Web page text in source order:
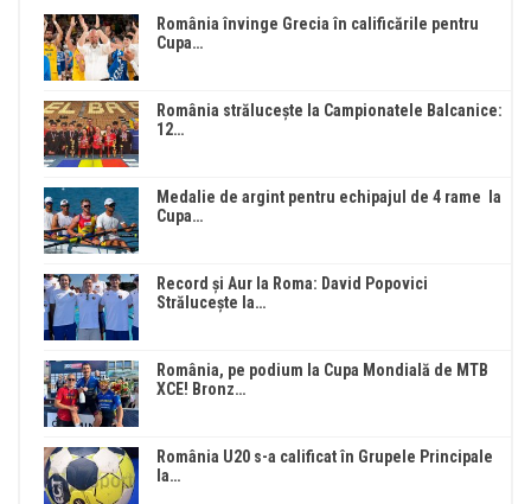
România învinge Grecia în calificările pentru
Cupa…
România strălucește la Campionatele Balcanice:
12…
Medalie de argint pentru echipajul de 4 rame la
Cupa…
Record și Aur la Roma: David Popovici
Strălucește la…
România, pe podium la Cupa Mondială de MTB
XCE! Bronz…
România U20 s-a calificat în Grupele Principale
la…